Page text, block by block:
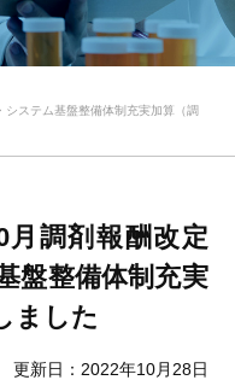
システム基盤整備体制充実加算（調
月調剤報酬改定
盤整備体制充実
ました
更新日：2022年10月28日